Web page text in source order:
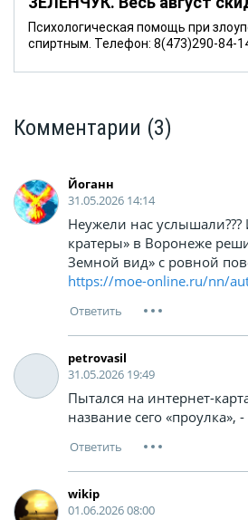
Психологическая помощь при
спиртным. Телефон: 8(473)290-84-
Комментарии (3)
Йоганн
31.05.2026 14:14
Неужели нас
кратеры» в Воронеже
Земной вид» с ровной
https://moe-online.ru/nn/
petrovasil
31.05.2026 19:49
Пытался на интернет-
название сего «проулка»,
wikip
01.06.2026 08:00